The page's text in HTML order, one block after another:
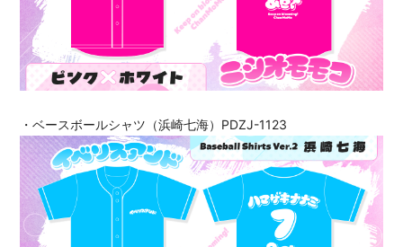
・ベースボールシャツ（浜崎七海）PDZJ-1123